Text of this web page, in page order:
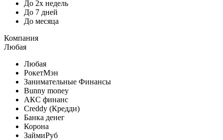
До 2х недель
До 7 дней
До месяца
Компания
Любая
Любая
РокетМэн
Занимательные Финансы
Bunny money
АКС финанс
Creddy (Кредди)
Банка денег
Корона
ЗаймиРуб